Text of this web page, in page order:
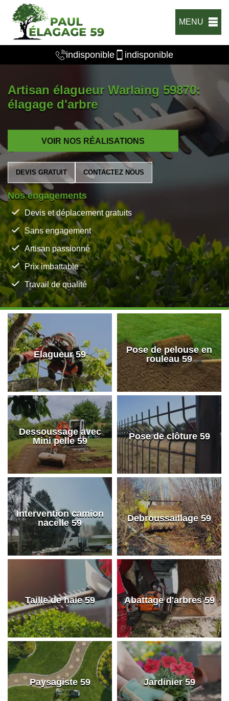
MENU
indisponible indisponible
Artisan élagueur Warlaing 59870:
élagage d'arbre
VOIR NOS RÉALISATIONS
DEVIS GRATUIT CONTACTEZ NOUS
Nos engagements
Devis et déplacement gratuits
Sans engagement
Artisan passionné
Prix imbattable
Travail de qualité
Elagueur 59
Pose de pelouse en
rouleau 59
Dessoussage avec
Mini pelle 59
Pose de clôture 59
Intervention camion
nacelle 59
Debroussaillage 59
Taille de haie 59 Abattage d'arbres 59
Paysagiste 59 Jardinier 59